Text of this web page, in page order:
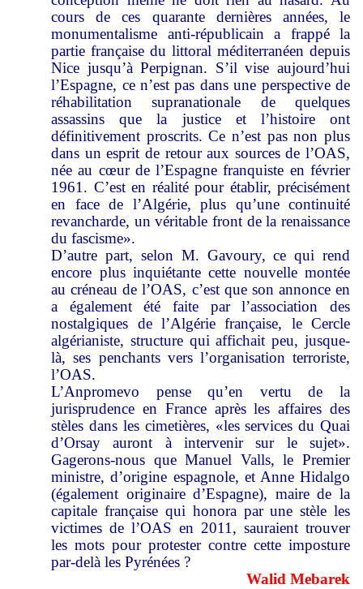
cours de ces quarante dernières années, le
monumentalisme anti-républicain a frappé la
partie française du littoral méditerranéen depuis
Nice jusqu’à Perpignan. S’il vise aujourd’hui
l’Espagne, ce n’est pas dans une perspective de
réhabilitation supranationale de quelques
assassins que la justice et l’histoire ont
définitivement proscrits. Ce n’est pas non plus
dans un esprit de retour aux sources de l’OAS,
née au cœur de l’Espagne franquiste en février
1961. C’est en réalité pour établir, précisément
en face de l’Algérie, plus qu’une continuité
revancharde, un véritable front de la renaissance
du fascisme».
D’autre part, selon M. Gavoury, ce qui rend
encore plus inquiétante cette nouvelle montée
au créneau de l’OAS, c’est que son annonce en
a également été faite par l’association des
nostalgiques de l’Algérie française, le Cercle
algérianiste, structure qui affichait peu, jusque-
là, ses penchants vers l’organisation terroriste,
l’OAS.
L’Anpromevo pense qu’en vertu de la
jurisprudence en France après les affaires des
stèles dans les cimetières, «les services du Quai
d’Orsay auront à intervenir sur le sujet».
Gagerons-nous que Manuel Valls, le Premier
ministre, d’origine espagnole, et Anne Hidalgo
(également originaire d’Espagne), maire de la
capitale française qui honora par une stèle les
victimes de l’OAS en 2011, sauraient trouver
les mots pour protester contre cette imposture
par-delà les Pyrénées ?
Walid Mebarek